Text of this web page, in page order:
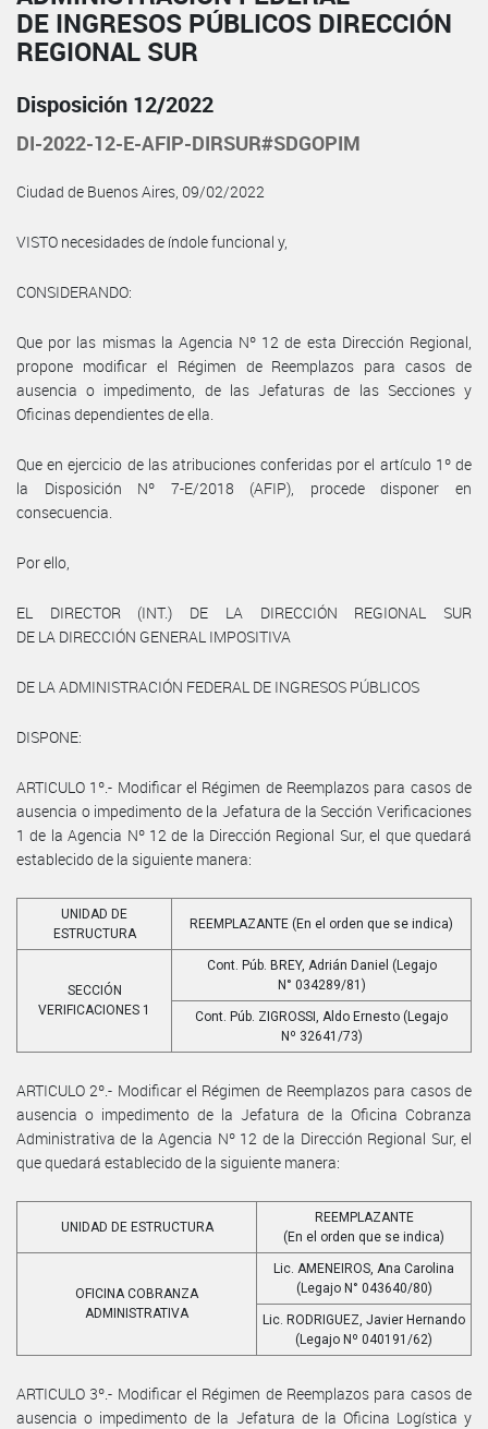
DE INGRESOS PÚBLICOS DIRECCIÓN
REGIONAL SUR
Disposición 12/2022
DI-2022-12-E-AFIP-DIRSUR#SDGOPIM
Ciudad de Buenos Aires, 09/02/2022
VISTO necesidades de índole funcional y,
CONSIDERANDO:
Que por las mismas la Agencia Nº 12 de esta Dirección Regional,
propone modificar el Régimen de Reemplazos para casos de
ausencia o impedimento, de las Jefaturas de las Secciones y
Oficinas dependientes de ella.
Que en ejercicio de las atribuciones conferidas por el artículo 1º de
la Disposición Nº 7-E/2018 (AFIP), procede disponer en
consecuencia.
Por ello,
EL DIRECTOR (INT.) DE LA DIRECCIÓN REGIONAL SUR
DE LA DIRECCIÓN GENERAL IMPOSITIVA
DE LA ADMINISTRACIÓN FEDERAL DE INGRESOS PÚBLICOS
DISPONE:
ARTICULO 1º.- Modificar el Régimen de Reemplazos para casos de
ausencia o impedimento de la Jefatura de la Sección Verificaciones
1 de la Agencia Nº 12 de la Dirección Regional Sur, el que quedará
establecido de la siguiente manera:
UNIDAD DE
ESTRUCTURA
REEMPLAZANTE (En el orden que se indica)
SECCIÓN
VERIFICACIONES 1
Cont. Púb. BREY, Adrián Daniel (Legajo
N° 034289/81)
Cont. Púb. ZIGROSSI, Aldo Ernesto (Legajo
Nº 32641/73)
ARTICULO 2º.- Modificar el Régimen de Reemplazos para casos de
ausencia o impedimento de la Jefatura de la Oficina Cobranza
Administrativa de la Agencia Nº 12 de la Dirección Regional Sur, el
que quedará establecido de la siguiente manera:
UNIDAD DE ESTRUCTURA
REEMPLAZANTE
(En el orden que se indica)
OFICINA COBRANZA
ADMINISTRATIVA
Lic. AMENEIROS, Ana Carolina
(Legajo N° 043640/80)
Lic. RODRIGUEZ, Javier Hernando
(Legajo Nº 040191/62)
ARTICULO 3º.- Modificar el Régimen de Reemplazos para casos de
ausencia o impedimento de la Jefatura de la Oficina Logística y